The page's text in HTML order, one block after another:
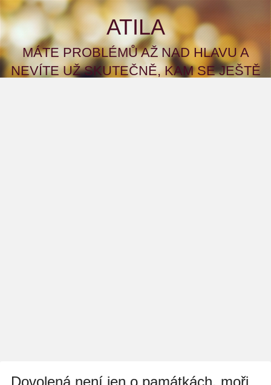
ATILA
MÁTE PROBLÉMŮ AŽ NAD HLAVU A
NEVÍTE UŽ SKUTEČNĚ, KAM SE JEŠTĚ